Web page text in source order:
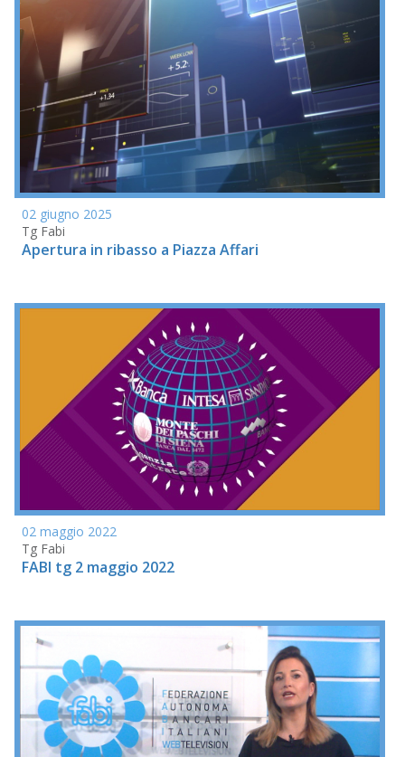
02 giugno 2025
Tg Fabi
Apertura in ribasso a Piazza Affari
02 maggio 2022
Tg Fabi
FABI tg 2 maggio 2022